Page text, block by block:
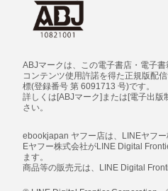
ABJマークは、この電子書店・電子
コンテンツ使用許諾を得た正規版配
標(登録番号 第 6091713 号)です。
詳しくは[ABJマーク]または[電子出
さい。
ebookjapan ヤフー店は、LINEヤフ
Eヤフー株式会社がLINE Digital
ます。
商品等の販売元は、LINE Digital